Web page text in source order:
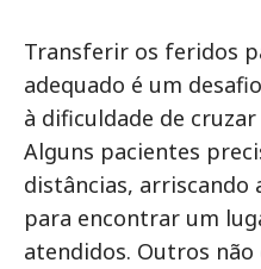
Transferir os feridos
adequado é um
à dificuldade de
Alguns pacientes
distâncias, arriscando
para encontrar um
atendidos. Outros